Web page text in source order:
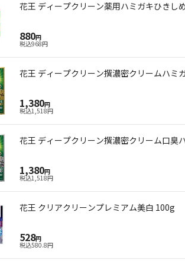
花王 ディープクリーン薬用ハミガキひきし
880円
税込968円
花王 ディープクリーン撰濃密クリームハミ
1,380円
税込1,518円
花王 ディープクリーン撰濃密クリーム口臭
1,380円
税込1,518円
花王 クリアクリーンプレミアム美白 100g
528円
税込580.8円